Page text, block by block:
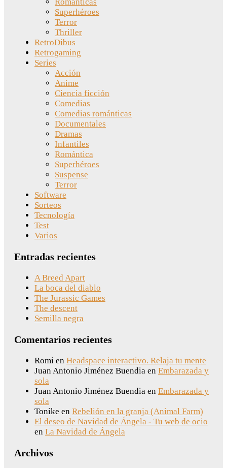
Románticas
Superhéroes
Terror
Thriller
RetroDibus
Retrogaming
Series
Acción
Anime
Ciencia ficción
Comedias
Comedias románticas
Documentales
Dramas
Infantiles
Romántica
Superhéroes
Suspense
Terror
Software
Sorteos
Tecnología
Test
Varios
Entradas recientes
A Breed Apart
La boca del diablo
The Jurassic Games
The descent
Semilla negra
Comentarios recientes
Romi en Headspace interactivo. Relaja tu mente
Juan Antonio Jiménez Buendia en Embarazada y
sola
Juan Antonio Jiménez Buendia en Embarazada y
sola
Tonike en Rebelión en la granja (Animal Farm)
El deseo de Navidad de Ángela - Tu web de ocio
en La Navidad de Ángela
Archivos